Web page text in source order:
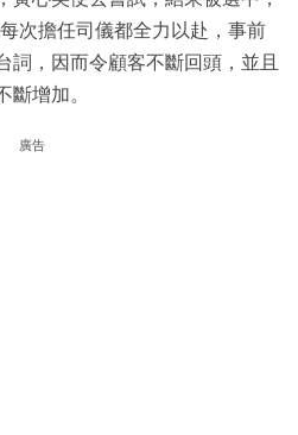
次擔任司儀都全力以赴，事前
詞，因而令顧客不斷回頭，並且
斷增加。
廣告